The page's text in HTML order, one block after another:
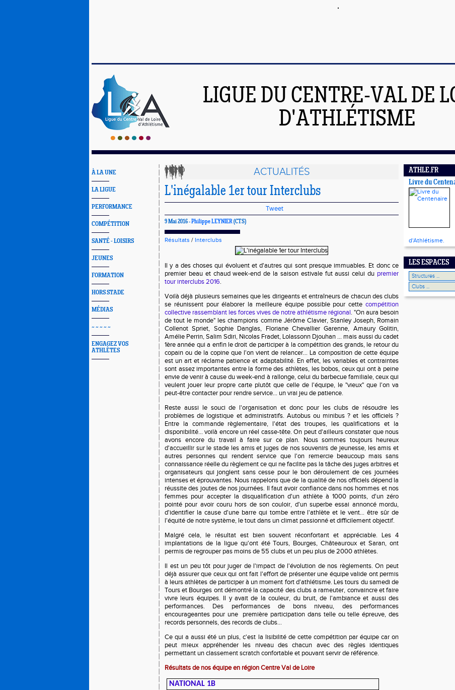
LIGUE DU CENTRE-VAL DE
D'ATHLÉTISME
À LA UNE
LA LIGUE
PERFORMANCE
COMPÉTITION
SANTÉ - LOISIRS
JEUNES
FORMATION
HORS STADE
MÉDIAS
~ ~ ~ ~ ~
ENGAGEZ VOS
ATHLÈTES
ACTUALITÉS
L'inégalable 1er tour Interclubs
Tweet
9 Mai 2016 -Philippe LEYNIER(CTS)
Résultats / Interclubs
Il y a des choses qui évoluent et d'autres qui sont presque immuables. Et donc ce
premier beau et chaud week-end de la saison estivale fut aussi celui du premier
tour interclubs 2016.
Voilà déjà plusieurs semaines que les dirigeants et entraîneurs de chacun des clubs
se réunissent pour élaborer la meilleure équipe possible pour cette compétition
collective rassemblant les forces vives de notre athlétisme régional. "On aura besoin
de tout le monde" les champions comme Jérôme Clavier, Stanley Joseph, Romain
Collenot Spriet, Sophie Danglas, Floriane Chevallier Garenne, Amaury Golitin,
Amélie Perrin, Salim Sdiri, Nicolas Fradet, Lolassonn Djouhan ... mais aussi du cadet
1ère année qui a enfin le droit de participer à la compétition des grands, le retour du
copain ou de la copine que l'on vient de relancer... La composition de cette équipe
est un art et réclame patience et adaptabilité. En effet, les variables et contraintes
sont assez importantes entre la forme des athlètes, les bobos, ceux qui ont à peine
envie de venir à cause du week-end à rallonge, celui du barbecue familiale, ceux qui
veulent jouer leur propre carte plutôt que celle de l'équipe, le "vieux" que l'on va
peut-être contacter pour rendre service... un vrai jeu de patience.
Reste aussi le souci de l'organisation et donc pour les clubs de résoudre les
problèmes de logistique et administratifs. Autobus ou minibus ? et les officiels ?
Entre la commande règlementaire, l'état des troupes, les qualifications et la
disponibilité... voilà encore un réel casse-tête. On peut d'ailleurs constater que nous
avons encore du travail à faire sur ce plan. Nous sommes toujours heureux
d'accueillir sur le stade les amis et juges de nos souvenirs de jeunesse, les amis et
autres personnes qui rendent service que l'on remercie beaucoup mais sans
connaissance réelle du règlement ce qui ne facilite pas la tâche des juges arbitres et
organisateurs qui jonglent sans cesse pour le bon déroulement de ces journées
intenses et éprouvantes. Nous rappelons que de la qualité de nos officiels dépend la
réussite des joutes de nos journées. Il faut avoir confiance dans nos hommes et nos
femmes pour accepter la disqualification d'un athlète à 1000 points, d'un zéro
pointé pour avoir couru hors de son couloir, d'un superbe essai annoncé mordu,
d'identifier la cause d'une barre qui tombe entre l'athlète et le vent... être sûr de
l'équité de notre système, le tout dans un climat passionné et difficilement objectif.
Malgré cela, le résultat est bien souvent réconfortant et appréciable. Les 4
implantations de la ligue qu'ont été Tours, Bourges, Châteauroux et Saran, ont
permis de regrouper pas moins de 55 clubs et un peu plus de 2000 athlètes.
Il est un peu tôt pour juger de l'impact de l'évolution de nos règlements. On peut
déjà assurer que ceux qui ont fait l'effort de présenter une équipe valide ont permis
à leurs athlètes de participer à un moment fort d'athlétisme. Les tours du samedi de
Tours et Bourges ont démontré la capacité des clubs a rameuter, convaincre et faire
vivre leurs équipes. Il y avait de la couleur, du bruit, de l'ambiance et aussi des
performances. Des performances de bons niveau, des performances
encourageantes pour une première participation dans telle ou telle épreuve, des
records personnels, des records de clubs...
Ce qui a aussi été un plus, c'est la lisibilité de cette compétition par équipe car on
peut mieux appréhender les niveau des chacun avec des règles identiques
permettant un classement scratch confortable et pouvant servir de référence.
Résultats de nos équipe en région Centre Val de Loire
NATIONAL 1B
ATHLE.FR
Livre du
d'Athlétisme.
LES ESPACES